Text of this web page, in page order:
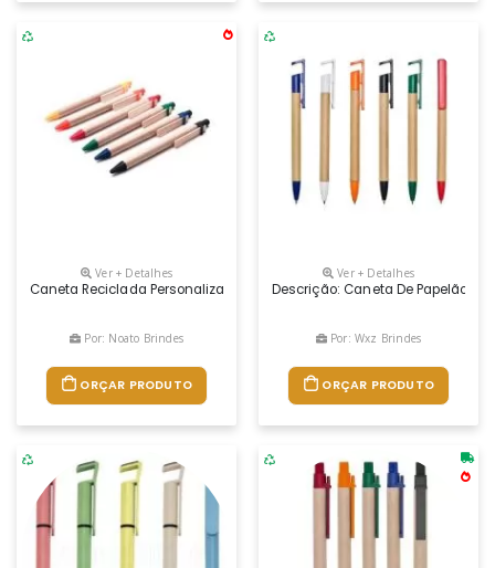
Ver + Detalhes
Caneta Reciclada Personalizada, Disponível Em Seis Opções De
Por: Noato Brindes
ORÇAR PRODUTO
Ver + Detalhes
Descrição: Caneta De Papelão
Por: Wxz Brindes
ORÇAR PRODUTO